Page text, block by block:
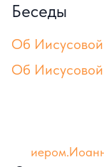
Беседы
Об
Об